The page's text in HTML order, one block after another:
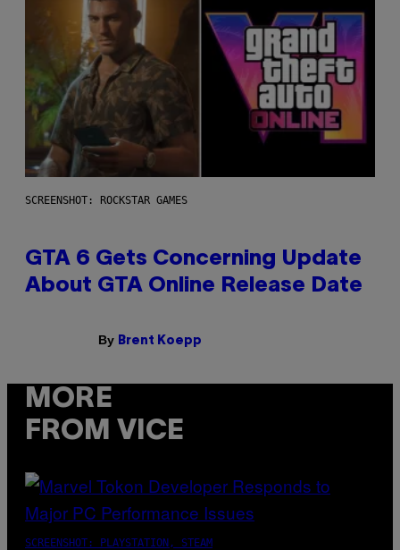
SCREENSHOT: ROCKSTAR GAMES
GTA 6 Gets Concerning Update
About GTA Online Release Date
By Brent Koepp
MORE
FROM VICE
SCREENSHOT: PLAYSTATION, STEAM